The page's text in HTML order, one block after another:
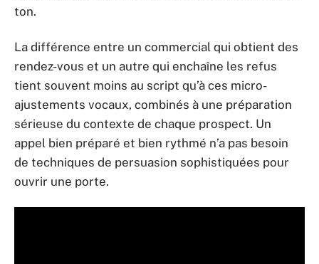
ton.
La différence entre un commercial qui obtient des
rendez-vous et un autre qui enchaîne les refus
tient souvent moins au script qu’à ces micro-
ajustements vocaux, combinés à une préparation
sérieuse du contexte de chaque prospect. Un
appel bien préparé et bien rythmé n’a pas besoin
de techniques de persuasion sophistiquées pour
ouvrir une porte.